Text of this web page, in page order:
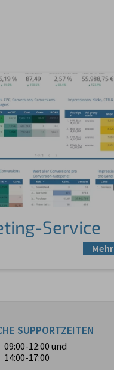
Service
SUPPORTZEITEN
09:00-12:00 und
14:00-17:00